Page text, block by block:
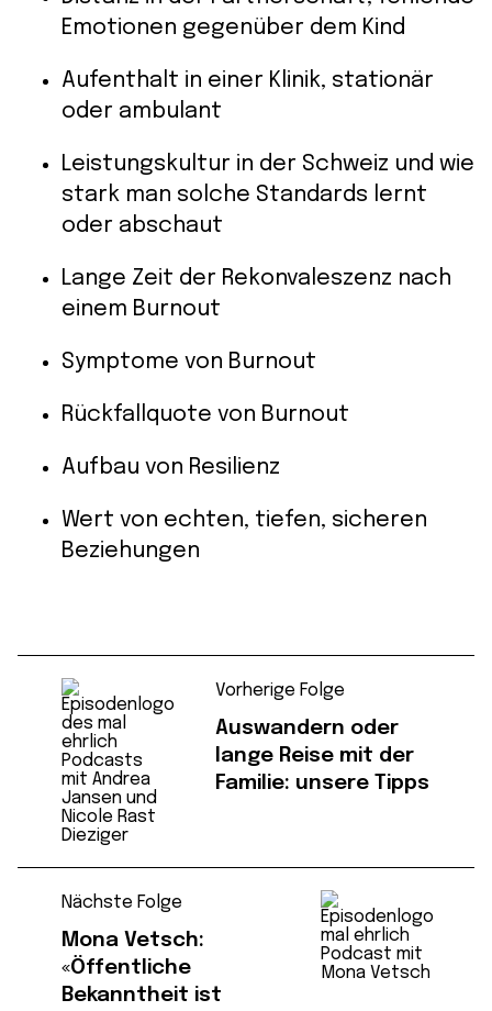
Emotionen gegenüber dem Kind
Aufenthalt in einer Klinik, stationär
oder ambulant
Leistungskultur in der Schweiz und wie
stark man solche Standards lernt
oder abschaut
Lange Zeit der Rekonvaleszenz nach
einem Burnout
Symptome von Burnout
Rückfallquote von Burnout
Aufbau von Resilienz
Wert von echten, tiefen, sicheren
Beziehungen
Vorherige Folge
Auswandern oder
lange Reise mit der
Familie: unsere Tipps
Nächste Folge
Mona Vetsch:
«Öffentliche
Bekanntheit ist